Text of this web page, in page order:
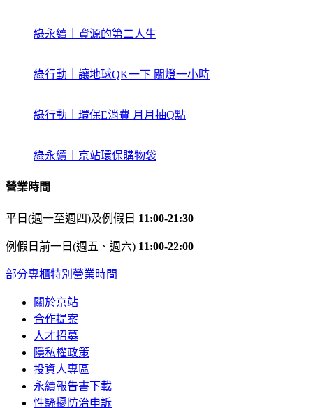
綠永續｜資源的第二人生
綠行動｜讓地球QK一下 關燈一小時
綠行動｜環保E消費 月月抽Q點
綠永續｜京站環保購物袋
營業時間
平日(週一至週四)及例假日 11:00-21:30
例假日前一日(週五、週六) 11:00-22:00
部分專櫃特別營業時間
關於京站
合作提案
人才招募
隱私權政策
投資人專區
永續報告書下載
性騷擾防治申訴